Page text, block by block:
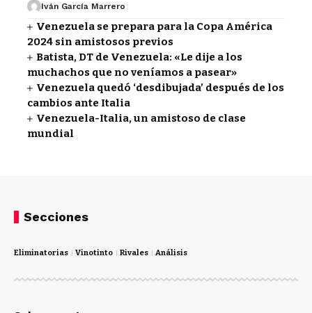
Iván García Marrero
Venezuela se prepara para la Copa América
2024 sin amistosos previos
Batista, DT de Venezuela: «Le dije a los
muchachos que no veníamos a pasear»
Venezuela quedó ‘desdibujada’ después de los
cambios ante Italia
Venezuela-Italia, un amistoso de clase
mundial
Secciones
Eliminatorias Vinotinto Rivales Análisis